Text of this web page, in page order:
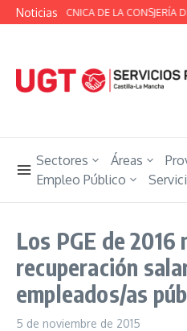
Saltar al contenido
Noticias
MESA TÉCNICA DE LA CONSJERÍA
Sectores Áreas
Empleo Público
Los PGE de
recuperación
empleados/as
5 de noviembre de 2015